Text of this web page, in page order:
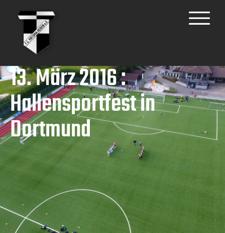
13. März 2016 :
Hallensportfest in
Dortmund